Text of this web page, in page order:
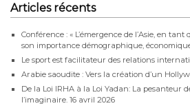
Articles récents
Conférence : « L’émergence de l’Asie, en
son importance démographique,
Le sport est facilitateur des relations
Arabie saoudite : Vers la création d’un
De la Loi IRHA à la Loi Yadan: La pesanteur
l’imaginaire. 16 avril 2026